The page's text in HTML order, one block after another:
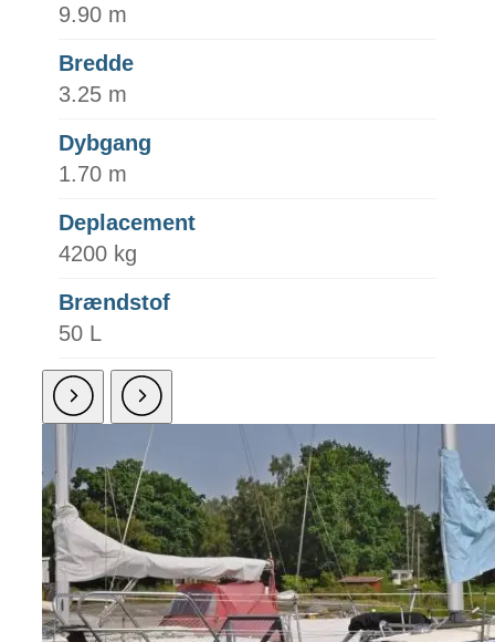
9.90 m
Bredde
3.25 m
Dybgang
1.70 m
Deplacement
4200 kg
Brændstof
50 L